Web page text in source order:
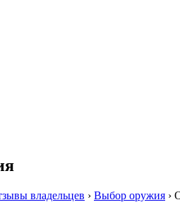
владельцев › Выбор оружия ›